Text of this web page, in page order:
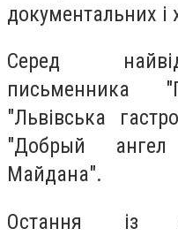
документальних і
Серед
письменника
"Львівська
"Добрый
Майдана".
Остання із